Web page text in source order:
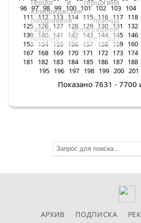
Герцог и герцогиня
Кембриджские
поздравили принца
Гарри фотографией,
которую он не раз
называл одной из своих
любимых: на ней он
побеждает старшего
брата и его жену в
соревнованиях по бегу.
96 97 98 99 100 101 102 103 104
111 112 113 114 115 116 117 118
125 126 127 128 129 130 131 132
139 140 141 142 143 144 145 146
153 154 155 156 157 158 159 160
167 168 169 170 171 172 173 174
181
182 183 184 185 186 187 188
195 196 197 198 199 200 201
Показано 7631 - 7700
АРХИВ ПОДПИСКА